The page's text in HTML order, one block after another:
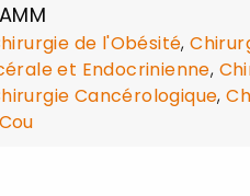
de l'Obésité,
et Endocrinienne,
Cancérologique,